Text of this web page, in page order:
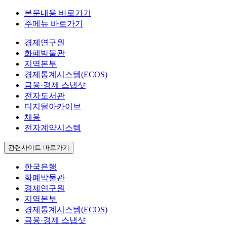
본문내용 바로가기
주메뉴 바로가기
경제연구원
화폐박물관
지역본부
경제통계시스템(ECOS)
금융·경제 스냅샷
전자도서관
디지털아카이브
채용
전자계약시스템
관련사이트 바로가기
한국은행
화폐박물관
경제연구원
지역본부
경제통계시스템(ECOS)
금융·경제 스냅샷